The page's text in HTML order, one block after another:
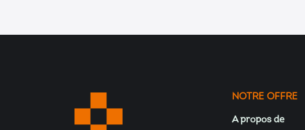
NOTRE OFFRE
A propos de